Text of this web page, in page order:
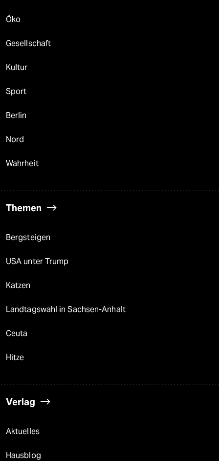
Öko
Gesellschaft
Kultur
Sport
Berlin
Nord
Wahrheit
Themen
Bergsteigen
USA unter Trump
Katzen
Landtagswahl in Sachsen-Anhalt
Ceuta
Hitze
Verlag
Aktuelles
Hausblog